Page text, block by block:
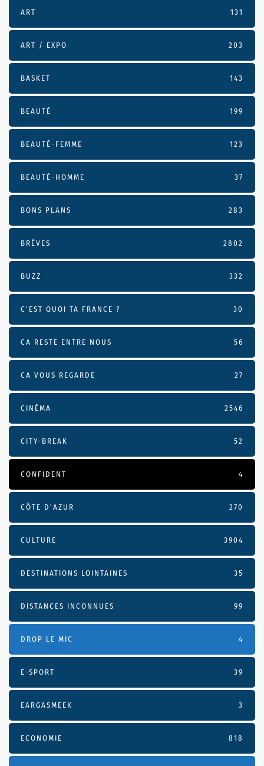
ART 131
ART / EXPO 203
BASKET 143
BEAUTÉ 199
BEAUTÉ-FEMME 123
BEAUTÉ-HOMME 37
BONS PLANS 283
BRÈVES 2802
BUZZ 332
C'EST QUOI TA FRANCE ? 30
CA RESTE ENTRE NOUS 56
CA VOUS REGARDE 27
CINÉMA 2546
CITY-BREAK 52
CONFIDENT 4
CÔTE D’AZUR 270
CULTURE 3904
DESTINATIONS LOINTAINES 35
DISTANCES INCONNUES 99
DROP LE MIC 4
E-SPORT 39
EARGASMEEK 3
ECONOMIE 818